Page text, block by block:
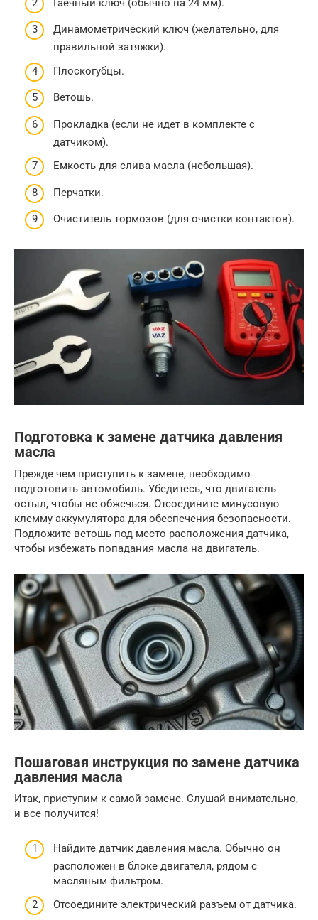
Динамометрический ключ (желательно, для
правильной затяжки).
Плоскогубцы.
Ветошь.
Прокладка (если не идет в комплекте с
датчиком).
Емкость для слива масла (небольшая).
Перчатки.
Очиститель тормозов (для очистки контактов).
Подготовка к замене датчика давления
масла
Прежде чем приступить к замене, необходимо
подготовить автомобиль. Убедитесь, что двигатель
остыл, чтобы не обжечься. Отсоедините минусовую
клемму аккумулятора для обеспечения безопасности.
Подложите ветошь под место расположения датчика,
чтобы избежать попадания масла на двигатель.
Пошаговая инструкция по замене датчика
давления масла
Итак, приступим к самой замене. Слушай внимательно,
и все получится!
Найдите датчик давления масла. Обычно он
расположен в блоке двигателя, рядом с
масляным фильтром.
Отсоедините электрический разъем от датчика.